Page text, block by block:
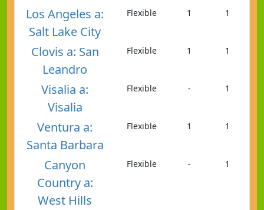
Los Angeles a:
Salt Lake City
Flexible 1 1
Clovis a: San
Leandro
Flexible 1 1
Visalia a:
Visalia
Flexible - 1
Ventura a:
Santa Barbara
Flexible 1 1
Canyon
Country a:
West Hills
Flexible - 1